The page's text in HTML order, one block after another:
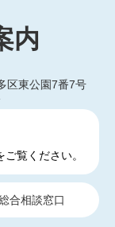
内
区東公園7番7号
ご覧ください。
合相談窓口